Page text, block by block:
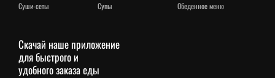
суши-сеты
супы
обеденное меню
Скачай наше приложение
для быстрого и
удобного заказа еды